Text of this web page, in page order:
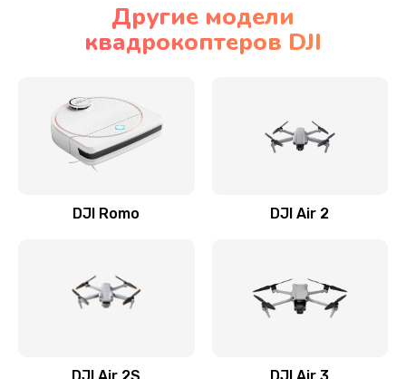
Другие модели
квадрокоптеров DJI
DJI Romo DJI Air 2